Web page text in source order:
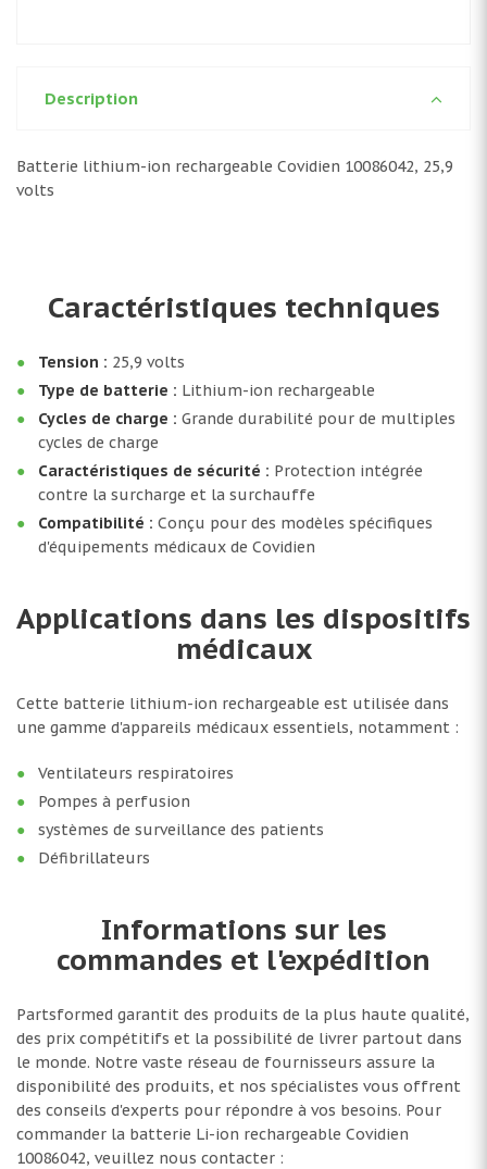
Description
Batterie lithium-ion rechargeable Covidien 10086042, 25,9
volts
Caractéristiques techniques
Tension : 25,9 volts
Type de batterie : Lithium-ion rechargeable
Cycles de charge : Grande durabilité pour de multiples
cycles de charge
Caractéristiques de sécurité : Protection intégrée
contre la surcharge et la surchauffe
Compatibilité : Conçu pour des modèles spécifiques
d'équipements médicaux de Covidien
Applications dans les dispositifs
médicaux
Cette batterie lithium-ion rechargeable est utilisée dans
une gamme d'appareils médicaux essentiels, notamment :
Ventilateurs respiratoires
Pompes à perfusion
systèmes de surveillance des patients
Défibrillateurs
Informations sur les
commandes et l'expédition
Partsformed garantit des produits de la plus haute qualité,
des prix compétitifs et la possibilité de livrer partout dans
le monde. Notre vaste réseau de fournisseurs assure la
disponibilité des produits, et nos spécialistes vous offrent
des conseils d'experts pour répondre à vos besoins. Pour
commander la batterie Li-ion rechargeable Covidien
10086042, veuillez nous contacter :